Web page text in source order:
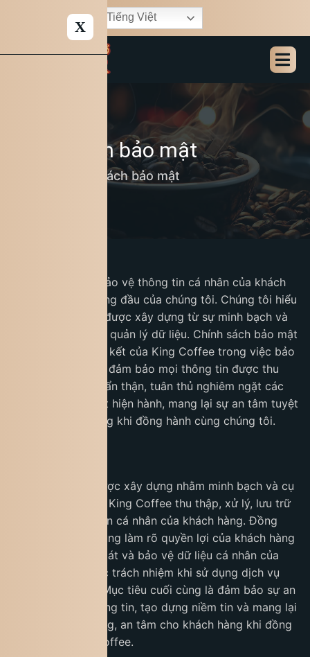
Tiếng Việt
X
Chính sách bảo mật
Chính sách bảo mật
Tại King Coffee, bảo vệ thông tin cá nhân của khách
hàng là ưu tiên hàng đầu của chúng tôi. Chúng tôi hiểu
rằng sự tin tưởng được xây dựng từ sự minh bạch và
an toàn trong việc quản lý dữ liệu. Chính sách bảo mật
này phản ánh cam kết của King Coffee trong việc bảo
vệ quyền riêng tư, đảm bảo mọi thông tin được thu
thập và sử dụng cẩn thận, tuân thủ nghiêm ngặt các
quy định pháp luật hiện hành, mang lại sự an tâm tuyệt
đối cho khách hàng khi đồng hành cùng chúng tôi.
Chính sách này được xây dựng nhằm minh bạch và cụ
thể hóa cách thức King Coffee thu thập, xử lý, lưu trữ
và bảo vệ thông tin cá nhân của khách hàng. Đồng
thời, chính sách cũng làm rõ quyền lợi của khách hàng
trong việc kiểm soát và bảo vệ dữ liệu cá nhân của
mình, cùng với các trách nhiệm khi sử dụng dịch vụ
của King Coffee. Mục tiêu cuối cùng là đảm bảo sự an
toàn, bảo mật thông tin, tạo dựng niềm tin và mang lại
trải nghiệm hài lòng, an tâm cho khách hàng khi đồng
hành cùng King Coffee.